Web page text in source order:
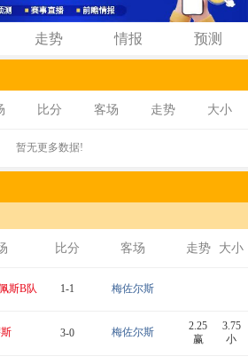
走势 情报 预测
比分 客场 走势 大小
暂无更多数据!
比分 客场 走势 大小
斯B队 1-1 梅佐尔斯
3-0 梅佐尔斯
2.25
赢
3.75
小